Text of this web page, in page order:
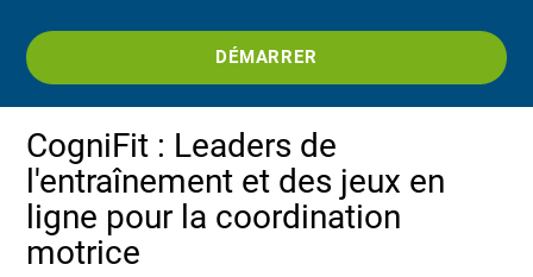
DÉMARRER
CogniFit : Leaders de
l'entraînement et des jeux en
ligne pour la coordination
motrice